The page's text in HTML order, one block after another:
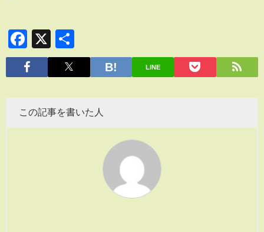
Facebook
X
有
LINE
この記事を書いた人